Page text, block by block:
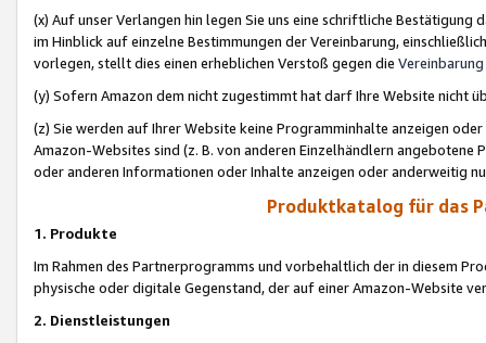
(x) Auf unser Verlangen hin legen Sie uns eine schriftliche
im Hinblick auf einzelne Bestimmungen der Vereinbarung,
vorlegen, stellt dies einen erheblichen Verstoß gegen die Vereinbarung
(y) Sofern Amazon dem nicht zugestimmt hat darf Ihre Website nicht
(z) Sie werden auf Ihrer Website keine Programminhalte anzeigen
Amazon-Websites sind (z. B. von anderen Einzelhändlern
oder anderen Informationen oder Inhalte anzeigen oder anderweitig
Produktkatalog für das
1. Produkte
Im Rahmen des Partnerprogramms und vorbehaltlich der in diesem
physische oder digitale Gegenstand, der auf einer Amazon-Website
2. Dienstleistungen